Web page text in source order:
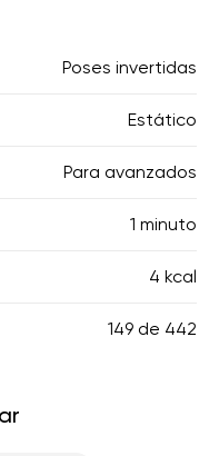
Poses invertidas
Estático
Para avanzados
1 minuto
4 kcal
149 de 442